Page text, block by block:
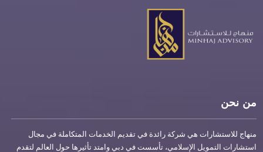
من نحن
منهاج للاستشارات هي شركة رائدة في تقديم الخدمات المتكاملة في مجال
استشارات التمويل الإسلامي، تأسست في دبي وامتد تأثيرها حول العالم لتقدم